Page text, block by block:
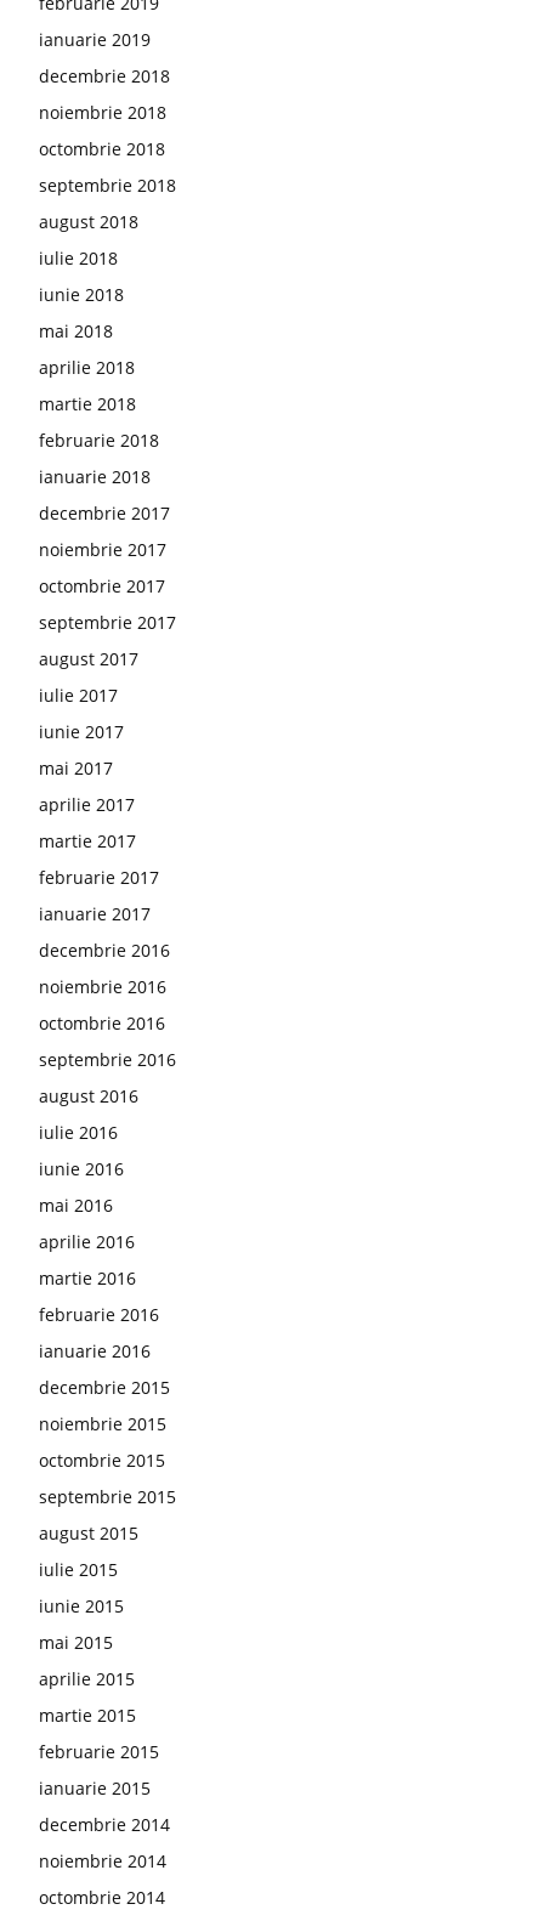
ianuarie 2019
decembrie 2018
noiembrie 2018
octombrie 2018
septembrie 2018
august 2018
iulie 2018
iunie 2018
mai 2018
aprilie 2018
martie 2018
februarie 2018
ianuarie 2018
decembrie 2017
noiembrie 2017
octombrie 2017
septembrie 2017
august 2017
iulie 2017
iunie 2017
mai 2017
aprilie 2017
martie 2017
februarie 2017
ianuarie 2017
decembrie 2016
noiembrie 2016
octombrie 2016
septembrie 2016
august 2016
iulie 2016
iunie 2016
mai 2016
aprilie 2016
martie 2016
februarie 2016
ianuarie 2016
decembrie 2015
noiembrie 2015
octombrie 2015
septembrie 2015
august 2015
iulie 2015
iunie 2015
mai 2015
aprilie 2015
martie 2015
februarie 2015
ianuarie 2015
decembrie 2014
noiembrie 2014
octombrie 2014